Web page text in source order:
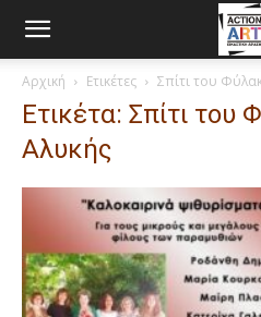
Αρχική Ετικέτες Σπίτι του
Ετικέτα: Σπίτι του
Αλυκής